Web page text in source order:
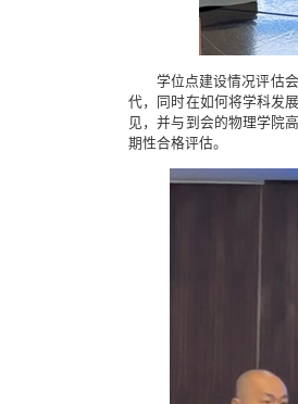
学位点建设情况评估
代，同时在如何将学科发
见，并与到会的物理学院
期性合格评估。